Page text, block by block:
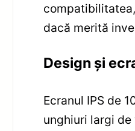
dacă merită
Design și
Ecranul IPS de
unghiuri largi